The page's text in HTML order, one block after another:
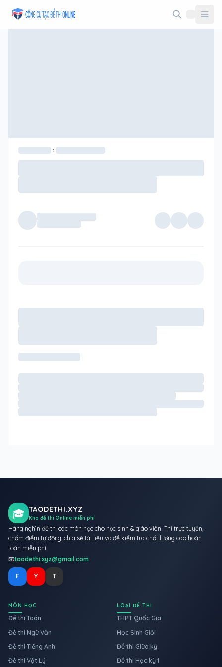
🎓 TAODETHI.XYZ
Kho đề thi Online miễn phí
Hàng nghìn đề thi các môn học cho học sinh & giáo viên. Thi trực tuyến,
chấm điểm tự động, chia sẻ tài liệu và đề kiểm tra chất lượng cao hoàn
toàn miễn phí.
📧taodethi.xyz@gmail.com
F Y T
MÔN HỌC
Đề thi Toán
Đề thi Ngữ Văn
Đề thi Tiếng Anh
Đề thi Vật Lý
LOẠI ĐỀ THI
THPT Quốc Gia
Học Sinh Giỏi
Đề thi Giữa kỳ
Đề thi Học kỳ 1